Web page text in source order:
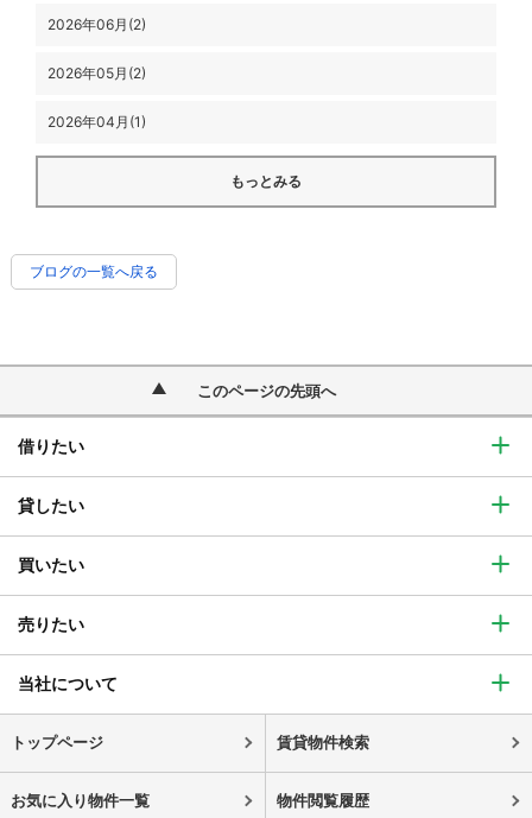
2026年06月(2)
2026年05月(2)
2026年04月(1)
もっとみる
ブログの一覧へ戻る
このページの先頭へ
借りたい
貸したい
買いたい
売りたい
当社について
トップページ 賃貸物件検索
お気に入り物件一覧 物件閲覧履歴